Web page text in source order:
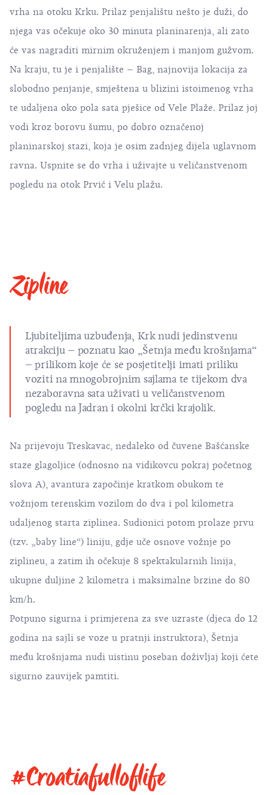
vrha na otoku Krku. Prilaz penjalištu nešto je duži, do
njega vas očekuje oko 30 minuta planinarenja, ali zato
će vas nagraditi mirnim okruženjem i manjom gužvom.
Na kraju, tu je i penjalište – Bag, najnovija lokacija za
slobodno penjanje, smještena u blizini istoimenog vrha
te udaljena oko pola sata pješice od Vele Plaže. Prilaz joj
vodi kroz borovu šumu, po dobro označenoj
planinarskoj stazi, koja je osim zadnjeg dijela uglavnom
ravna. Uspnite se do vrha i uživajte u veličanstvenom
pogledu na otok Prvić i Velu plažu.
Zipline
Ljubiteljima uzbuđenja, Krk nudi jedinstvenu
atrakciju – poznatu kao „Šetnja među krošnjama“
– prilikom koje će se posjetitelji imati priliku
voziti na mnogobrojnim sajlama te tijekom dva
nezaboravna sata uživati u veličanstvenom
pogledu na Jadran i okolni krčki krajolik.
Na prijevoju Treskavac, nedaleko od čuvene Bašćanske
staze glagoljice (odnosno na vidikovcu pokraj početnog
slova A), avantura započinje kratkom obukom te
vožnjom terenskim vozilom do dva i pol kilometra
udaljenog starta ziplinea. Sudionici potom prolaze prvu
(tzv. „baby line“) liniju, gdje uče osnove vožnje po
ziplineu, a zatim ih očekuje 8 spektakularnih linija,
ukupne duljine 2 kilometra i maksimalne brzine do 80
km/h.
Potpuno sigurna i primjerena za sve uzraste (djeca do 12
godina na sajli se voze u pratnji instruktora), Šetnja
među krošnjama nudi uistinu poseban doživljaj koji ćete
sigurno zauvijek pamtiti.
#Croatiafulloflife